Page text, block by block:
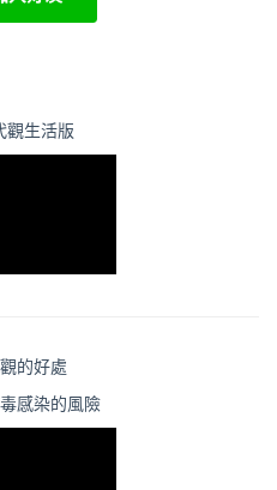
觀生活版
的好處
感染的風險